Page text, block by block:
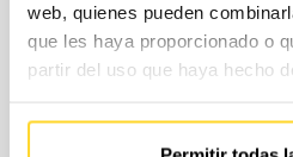
web, quienes pueden
que les haya proporcionado o
partir del uso que haya hecho